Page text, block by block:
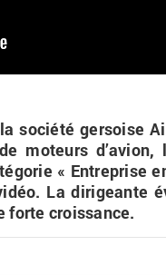
so­ciété ger­soise
mo­teurs
« En­tre­prise
La di­ri­geante
forte crois­sance.